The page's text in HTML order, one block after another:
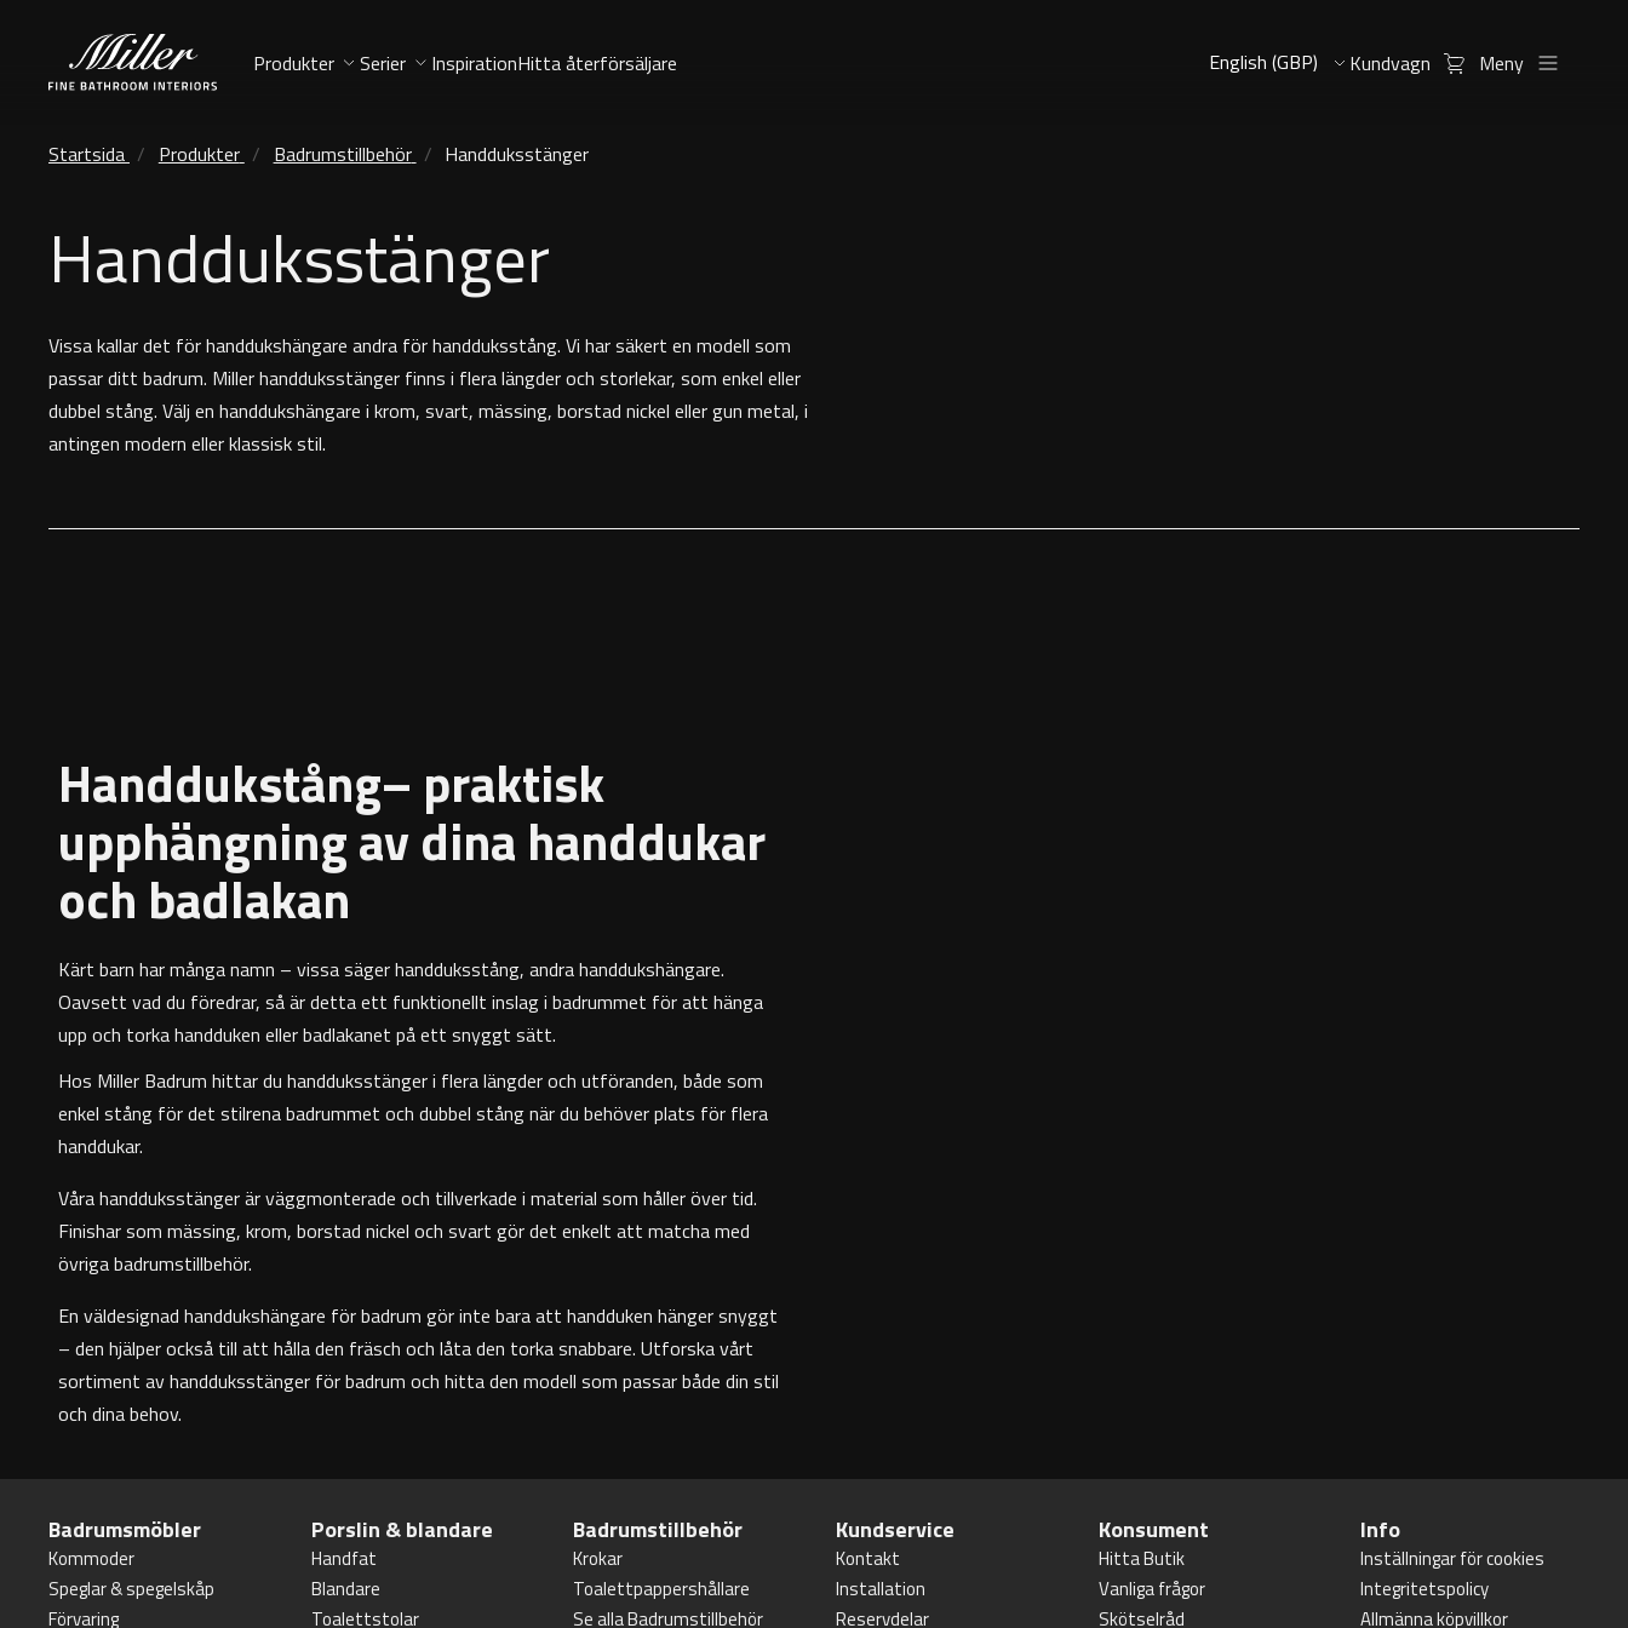
Produkter Serier InspirationHitta återförsäljare Kundvagn Meny
Startsida Produkter Badrumstillbehör Handduksstänger
Handduksstänger
Vissa kallar det för handdukshängare andra för handduksstång. Vi har säkert en modell som
passar ditt badrum. Miller handduksstänger finns i flera längder och storlekar, som enkel eller
dubbel stång. Välj en handdukshängare i krom, svart, mässing, borstad nickel eller gun metal, i
antingen modern eller klassisk stil.
Handdukstång– praktisk
upphängning av dina handdukar
och badlakan
Kärt barn har många namn – vissa säger handduksstång, andra handdukshängare.
Oavsett vad du föredrar, så är detta ett funktionellt inslag i badrummet för att hänga
upp och torka handduken eller badlakanet på ett snyggt sätt.
Hos Miller Badrum hittar du handduksstänger i flera längder och utföranden, både som
enkel stång för det stilrena badrummet och dubbel stång när du behöver plats för flera
handdukar.
Våra handduksstänger är väggmonterade och tillverkade i material som håller över tid.
Finishar som mässing, krom, borstad nickel och svart gör det enkelt att matcha med
övrigabadrumstillbehör.
En väldesignad handdukshängare för badrum gör inte bara att handduken hänger snyggt
– den hjälper också till att hålla den fräsch och låta den torka snabbare. Utforska vårt
sortiment av handduksstänger för badrum och hitta den modell som passar både din stil
och dina behov.
Badrumsmöbler
Kommoder
Speglar & spegelskåp
Förvaring
Porslin & blandare
Handfat
Blandare
Toalettstolar
Badrumstillbehör
Krokar
Toalettpappershållare
Se alla Badrumstillbehör
Kundservice
Kontakt
Installation
Reservdelar
Konsument
Hitta Butik
Vanliga frågor
Skötselråd
Info
Inställningar för cookies
Integritetspolicy
Allmänna köpvillkor